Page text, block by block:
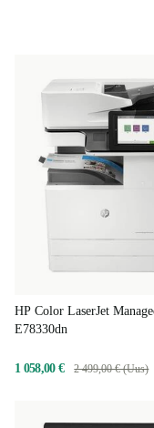
HP Color LaserJet
E78330dn
1 058,00 € 2 499,00 € (Uus)